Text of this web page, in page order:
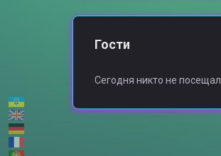
Гости
Сегодня никто не посещал